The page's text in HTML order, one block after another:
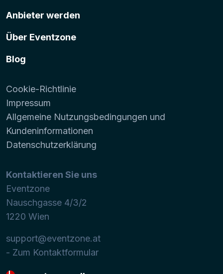
Anbieter werden
Über Eventzone
Blog
Cookie-Richtlinie
Impressum
Allgemeine Nutzungsbedingungen und
Kundeninformationen
Datenschutzerklärung
Kontaktieren Sie uns
Eventzone
Nauschgasse 4/3/2
1220 Wien
support@eventzone.at
- Zum Kontaktformular